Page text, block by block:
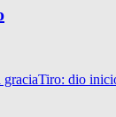
graciaTiro: dio